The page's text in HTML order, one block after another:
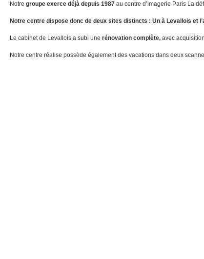
Notre groupe exerce déjà depuis 1987 au centre d’imagerie Paris La
Notre centre dispose donc de deux sites distincts : Un à Levallois et
Le cabinet de Levallois a subi une rénovation complète, avec
Notre centre réalise possède également des vacations dans deux